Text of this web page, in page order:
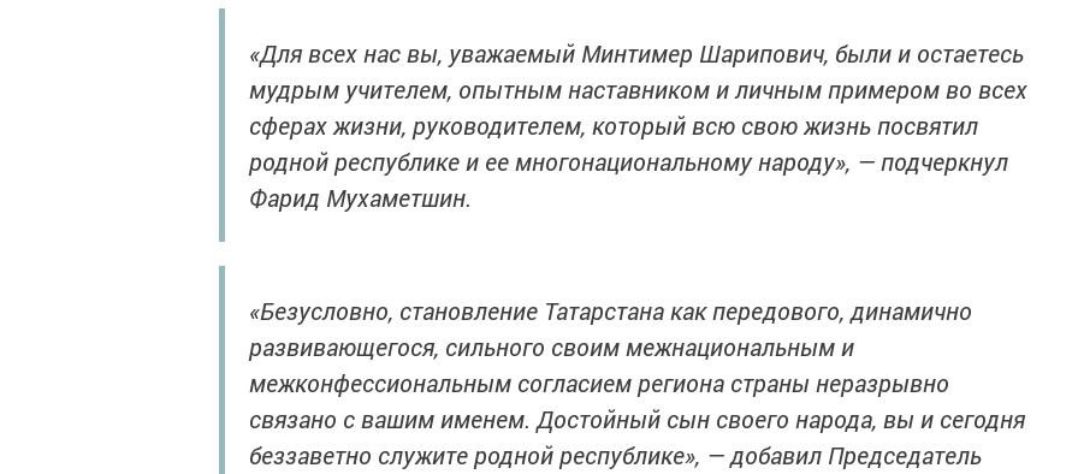
«Для всех нас вы, уважаемый Минтимер Шарипович, были и остаетесь
мудрым учителем, опытным наставником и личным примером во всех
сферах жизни, руководителем, который всю свою жизнь посвятил
родной республике и ее многонациональному народу», — подчеркнул
Фарид Мухаметшин.
«Безусловно, становление Татарстана как передового, динамично
развивающегося, сильного своим межнациональным и
межконфессиональным согласием региона страны неразрывно
связано с вашим именем. Достойный сын своего народа, вы и сегодня
беззаветно служите родной республике», — добавил Председатель